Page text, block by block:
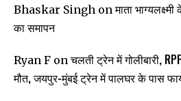
Bhaskar Singh onमाता
का समापन
Ryan F onचलती ट्रेन में गोलीबारी,
मौत, जयपुर-मुंबई ट्रेन में पालघर के पास